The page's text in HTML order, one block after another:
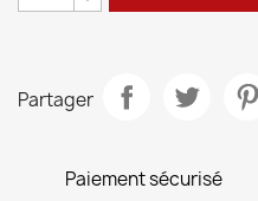
Partager
Paiement sécurisé